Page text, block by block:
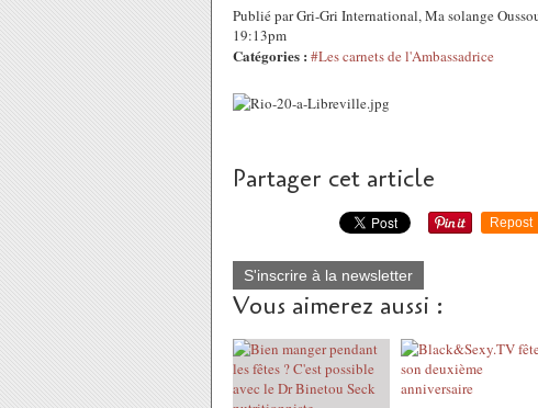
Publié par Gri-Gri International, Ma solange
19:13pm
Catégories : #Les carnets de l'Ambassadrice
Partager cet article
Repost
S'inscrire à la newsletter
Vous aimerez aussi :